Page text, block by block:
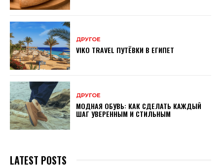
ДРУГОЕ
VIKO TRAVEL ПУТЁВКИ В ЕГИПЕТ
ДРУГОЕ
МОДНАЯ ОБУВЬ: КАК СДЕЛАТЬ КАЖДЫЙ
ШАГ УВЕРЕННЫМ И СТИЛЬНЫМ
LATEST POSTS